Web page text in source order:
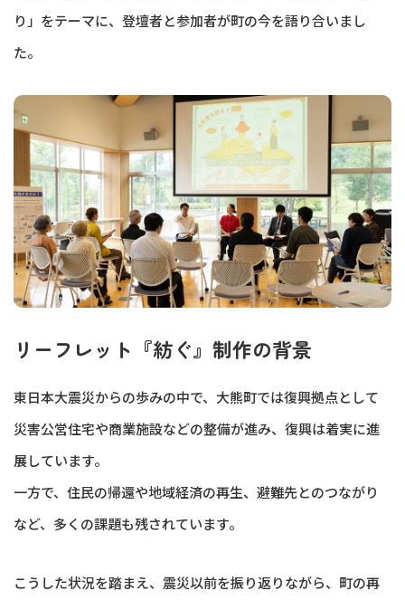
り」をテーマに、登壇者と参加者が町の今を語り合いまし
た。
リーフレット『紡ぐ』制作の背景
東日本大震災からの歩みの中で、大熊町では復興拠点として
災害公営住宅や商業施設などの整備が進み、復興は着実に進
展しています。
一方で、住民の帰還や地域経済の再生、避難先とのつながり
など、多くの課題も残されています。
こうした状況を踏まえ、震災以前を振り返りながら、町の再